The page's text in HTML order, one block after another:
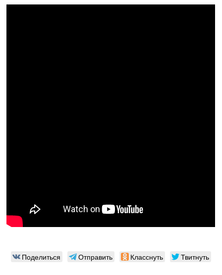
Поделиться Отправить Класснуть Твитнуть